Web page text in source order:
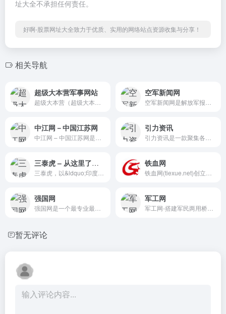
址大全不承担任何责任。
好啊-股票网址大全致力于优质、实用的网络站点资源收集与分享！
相关导航
超级大本营军事网站 空军新闻网
中江网－中国江苏网 引力资讯
三泰虎 – 从这里了解印度人对中国的看法 铁血网
强国网 军工网
暂无评论